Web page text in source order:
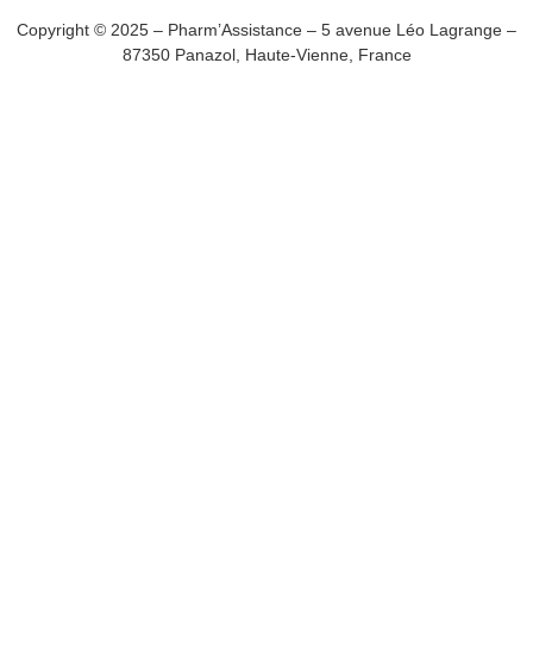
Copyright © 2025 – Pharm’Assistance – 5 avenue Léo Lagrange –
87350 Panazol, Haute-Vienne, France